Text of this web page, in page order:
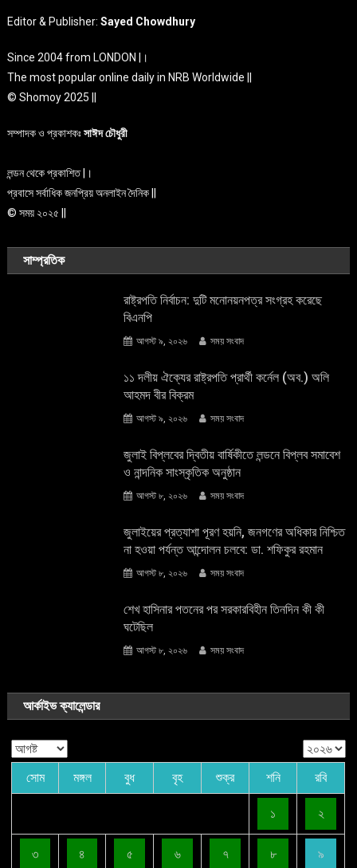
Editor & Publisher:Sayed Chowdhury
Since 2004 from LONDON |।
The most popular online daily in NRB Worldwide ||
© Shomoy 2025 ||
সম্পাদক ও প্রকাশকঃসাঈদ চৌধুরী
লন্ডন থেকে প্রকাশিত |।
প্রবাসে সর্বাধিক জনপ্রিয় অনলাইন দৈনিক ||
© সময় ২০২৫ ||
সাম্প্রতিক
রাষ্ট্রপতি নির্বাচন: দুটি মনোনয়নপত্র সংগ্রহ করেছে
বিএনপি
আগস্ট ৯, ২০২৬ সময় সংবাদ
১১ দলীয় ঐক্যের রাষ্ট্রপতি প্রার্থী কর্নেল (অব.) অলি
আহমদ বীর বিক্রম
আগস্ট ৯, ২০২৬ সময় সংবাদ
জুলাই বিপ্লবের দ্বিতীয় বার্ষিকীতে লন্ডনে বিপ্লব সমাবেশ
ও নান্দনিক সাংস্কৃতিক অনুষ্ঠান
আগস্ট ৮, ২০২৬ সময় সংবাদ
জুলাইয়ের প্রত্যাশা পূরণ হয়নি, জনগণের অধিকার নিশ্চিত
না হওয়া পর্যন্ত আন্দোলন চলবে: ডা. শফিকুর রহমান
আগস্ট ৮, ২০২৬ সময় সংবাদ
শেখ হাসিনার পতনের পর সরকারবিহীন তিনদিন কী কী
ঘটেছিল
আগস্ট ৮, ২০২৬ সময় সংবাদ
আর্কাইভ ক্যালেন্ডার
সোম মঙ্গল বুধ বৃহ শুক্র শনি রবি
১ ২
৩ ৪ ৫ ৬ ৭ ৮ ৯